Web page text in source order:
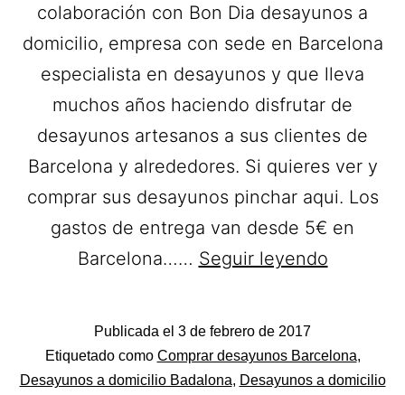
colaboración con Bon Dia desayunos a
domicilio, empresa con sede en Barcelona
especialista en desayunos y que lleva
muchos años haciendo disfrutar de
desayunos artesanos a sus clientes de
Barcelona y alrededores. Si quieres ver y
comprar sus desayunos pinchar aqui. Los
gastos de entrega van desde 5€ en
Barcelona…… Seguir leyendoBon
a
domicilio
Publicada el 3 de febrero de 2017
Categorizado
como
Etiquetado como Comprar desayunos Barcelona,
Desayunos a domicilio Badalona, Desayunos a domicilio